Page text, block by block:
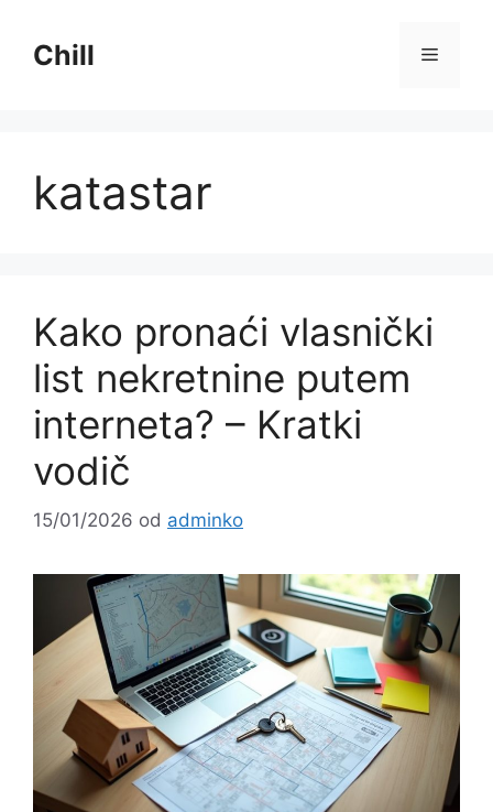
sadržajChill
katastar
Kako pronaći vlasnički
list nekretnine putem
interneta? – Kratki
vodič
15/01/2026 od adminko